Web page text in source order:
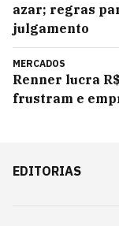
azar; regras
julgamento
MERCADOS
Renner lucra
frustram e
EDITORIAS